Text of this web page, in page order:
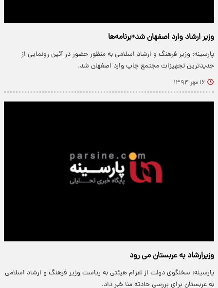
وزیر ارشاد وارد اصفهان شد+برنامه‌ها
پارسینه: وزیر فرهنگ و ارشاد اسلامی به منظور حضور در آئین رونمایی از
جدیدترین تجهیزات مجتمع چاپ وارد اصفهان شد.
۱۶ مهر ۱۳۹۴
وزیرارشاد به عربستان می رود
پارسینه: سخنگوی دولت از اعزام هیئتی به ریاست وزیر فرهنگ و ارشاد اسلامی
به عربستان برای بررسی حادثه منا خبر داد.